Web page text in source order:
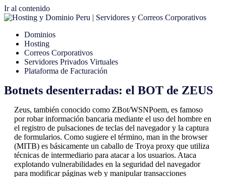
Ir al contenido
Dominios
Hosting
Correos Corporativos
Servidores Privados Virtuales
Plataforma de Facturación
Botnets desenterradas: el BOT de ZEUS
Zeus, también conocido como ZBot/WSNPoem, es famoso
por robar información bancaria mediante el uso del hombre en
el registro de pulsaciones de teclas del navegador y la captura
de formularios. Como sugiere el término, man in the browser
(MITB) es básicamente un caballo de Troya proxy que utiliza
técnicas de intermediario para atacar a los usuarios. Ataca
explotando vulnerabilidades en la seguridad del navegador
para modificar páginas web y manipular transacciones